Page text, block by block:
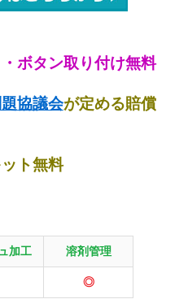
ボタン取り付け無料
協議会が定める賠償
ト無料
加工 溶剤管理
◎